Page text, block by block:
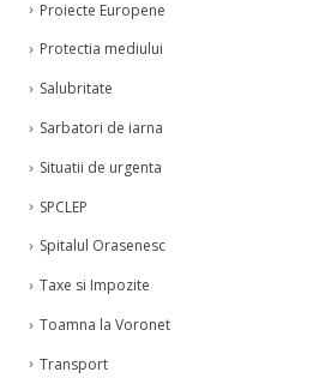
Proiecte Europene
Protectia mediului
Salubritate
Sarbatori de iarna
Situatii de urgenta
SPCLEP
Spitalul Orasenesc
Taxe si Impozite
Toamna la Voronet
Transport